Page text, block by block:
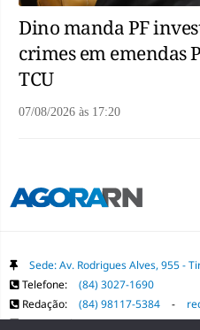
Dino manda PF
crimes em emendas
TCU
07/08/2026 às 17:20
Sede: Av. Rodrigues Alves, 955 -
Telefone:
(84) 3027-1690
Redação:
(84) 98117-5384 -
Comercial: (84) 98117-1718 -